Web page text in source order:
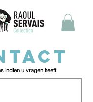
indien u vragen heeft